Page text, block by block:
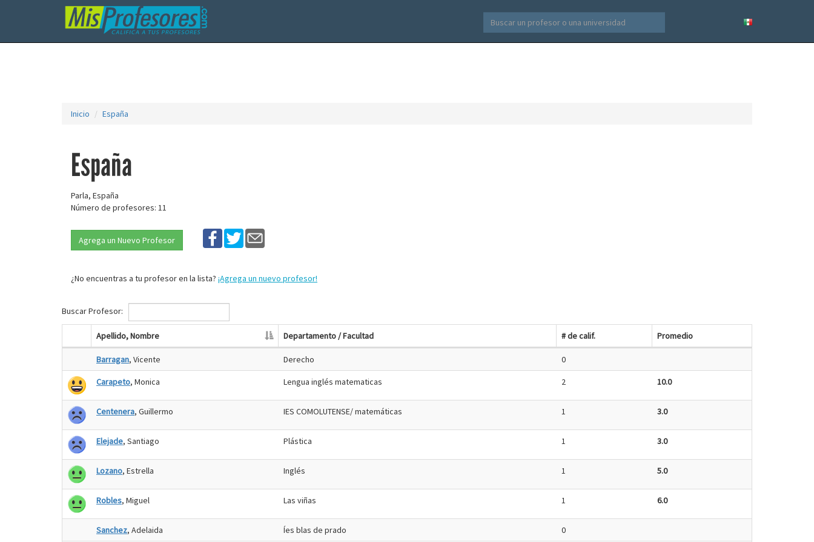
Inicio España
España
Parla, España
Número de profesores: 11
Agrega un Nuevo Profesor
¿No encuentras a tu profesor en la lista? ¡Agrega un nuevo profesor!
Buscar Profesor:
Apellido, Nombre Departamento / Facultad # de calif. Promedio
Barragan, Vicente Derecho 0
Carapeto, Monica Lengua inglés matematicas 2 10.0
Centenera, Guillermo IES COMOLUTENSE/ matemáticas 1 3.0
Elejade, Santiago Plástica 1 3.0
Lozano, Estrella Inglés 1 5.0
Robles, Miguel Las viñas 1 6.0
Sanchez, Adelaida Íes blas de prado 0